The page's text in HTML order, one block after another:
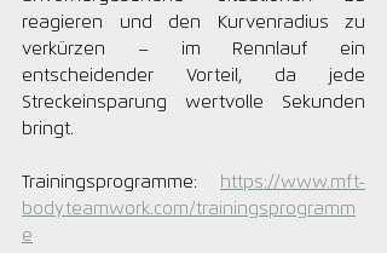
reagieren und den Kurvenradius zu
verkürzen – im Rennlauf ein
entscheidender Vorteil, da jede
Streckeinsparung wertvolle Sekunden
bringt.
Trainingsprogramme:
https://www.mft-
bodyteamwork.com/trainingsprogramm
e